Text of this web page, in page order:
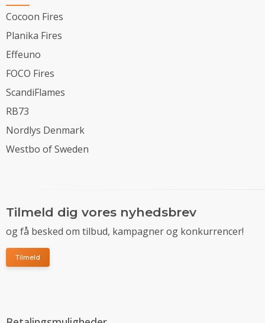
Cocoon Fires
Planika Fires
Effeuno
FOCO Fires
ScandiFlames
RB73
Nordlys Denmark
Westbo of Sweden
Tilmeld dig vores nyhedsbrev
og få besked om tilbud, kampagner og konkurrencer!
Tilmeld